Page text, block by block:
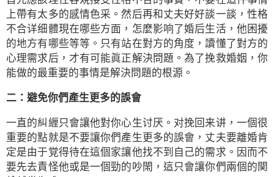
上帶有太多的感情色采。然后再和丈夫好好談一談，性格
不合详细體現在哪些方面，怎麼影响了婚后生活，他困擾
的地方有哪些等等。只有站在對方的角度，讀懂了對方的
心理需求后，才有可能眞正解決問題。為了挽救婚姻，你
能做的最重要的事情是解決問題的根源。
二：避免你們產生更多的誤會
一直的糾緾只會讓他對你心生讨厌。对挽回来讲，一個很
重要的點就是不要讓你們產生更多的誤會，丈夫要離婚肯
定是由于覚得待在這個家讓他找不到自己的需求。因而不
要先去責怪他或是一個勁的吵閙，這只會讓你們兩個的関